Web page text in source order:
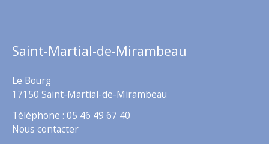
Saint-Martial-de-Mirambeau
Le Bourg
17150 Saint-Martial-de-Mirambeau
Téléphone : 05 46 49 67 40
Nous contacter